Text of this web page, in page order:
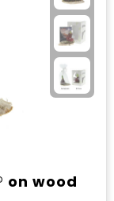
on wood